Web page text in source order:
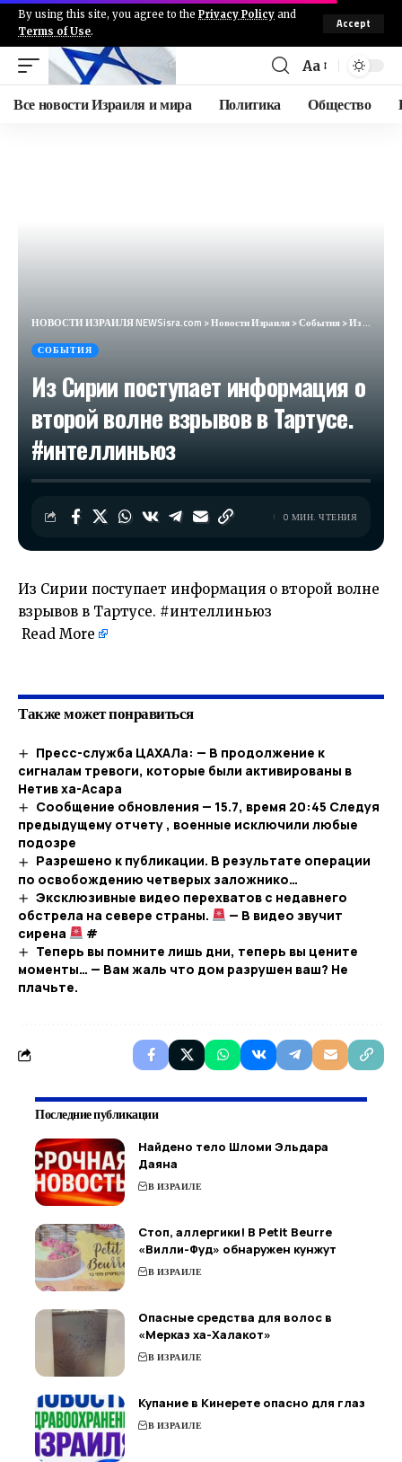
By using this site, you agree to the Privacy Policy and
Terms of Use.
Accept
Aa
Все новости Израиля и мира Политика Общество
НОВОСТИ ИЗРАИЛЯ NEWSisra.com >Новости Израиля>События>Из Сирии поступает информация о второй волне взрывов в Тартусе. #интеллиньюз
СОБЫТИЯ
Из Сирии поступает информация о
второй волне взрывов в Тартусе.
#интеллиньюз
0 МИН. ЧТЕНИЯ
Из Сирии поступает информация о второй волне
взрывов в Тартусе. #интеллиньюз
Read More
Также может понравиться
Пресс-служба ЦАХАЛа: — В продолжение к
сигналам тревоги, которые были активированы в
Нетив ха-Асара
Сообщение обновления — 15.7, время 20:45 Следуя
предыдущему отчету , военные исключили любые
подозре
Разрешено к публикации. В результате операции
по освобождению четверых заложнико…
Эксклюзивные видео перехватов с недавнего
обстрела на севере страны.
— В видео звучит
сирена
#
Теперь вы помните лишь дни, теперь вы цените
моменты… — Вам жаль что дом разрушен ваш? Не
плачьте.
Последние публикации
Найдено тело Шломи Эльдара
Даяна
В ИЗРАИЛЕ
Стоп, аллергики! В Petit Beurre
«Вилли-Фуд» обнаружен кунжут
В ИЗРАИЛЕ
Опасные средства для волос в
«Мерказ ха-Халакот»
В ИЗРАИЛЕ
Купание в Кинерете опасно для глаз
В ИЗРАИЛЕ